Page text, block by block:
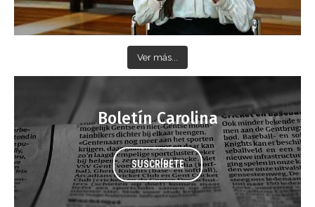
Ver más...
Boletín Carolina
SUSCRÍBETE